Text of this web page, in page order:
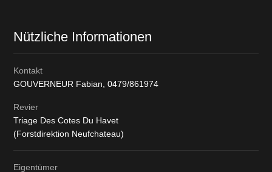
Nützliche Informationen
Kontakt
GOUVERNEUR Fabian,0479/861974
Revier
Triage Des Cotes Du Havet
(Forstdirektion Neufchateau)
Eigentümer